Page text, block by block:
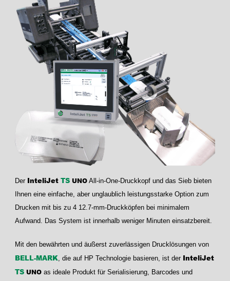
Der InteliJet TS UNO All-in-One-Druckkopf und das Sieb bieten
Ihnen eine einfache, aber unglaublich leistungsstarke Option zum
Drucken mit bis zu 4 12.7-mm-Druckköpfen bei minimalem
Aufwand. Das System ist innerhalb weniger Minuten einsatzbereit.
Mit den bewährten und äußerst zuverlässigen Drucklösungen von
BELL-MARK, die auf HP Technologie basieren, ist der InteliJet
TS UNO as ideale Produkt für Serialisierung, Barcodes und